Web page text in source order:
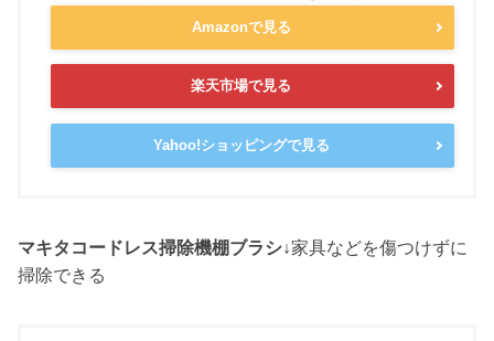
Amazonで見る
楽天市場で見る
Yahoo!ショッピングで見る
マキタコードレス掃除機棚ブラシ↓家具などを傷つけずに
掃除できる